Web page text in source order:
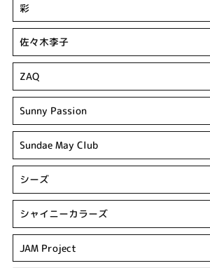
彩
佐々木李子
ZAQ
Sunny Passion
Sundae May Club
シーズ
シャイニーカラーズ
JAM Project